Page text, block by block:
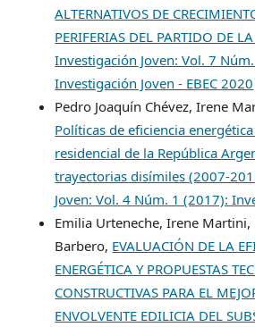
ALTERNATIVOS DE
PERIFERIAS DEL PARTIDO DE
Investigación Joven: Vol. 7
Investigación Joven - EBEC 2020
Pedro Joaquín Chévez, Irene
Políticas de eficiencia
residencial de la República
trayectorias disímiles (2007-
Joven: Vol. 4 Núm. 1 (2017):
Emilia Urteneche, Irene Martini,
Barbero, EVALUACIÓN DE LA
ENERGÉTICA Y PROPUESTAS
CONSTRUCTIVAS PARA EL
ENVOLVENTE EDILICIA DEL